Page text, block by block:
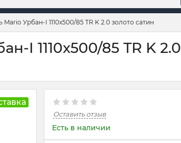
Урбан-I 1110x500/85 TR K 2.0 золото сатин
I 1110x500/85 TR K 2.0
Оставить отзыв
Есть в наличии